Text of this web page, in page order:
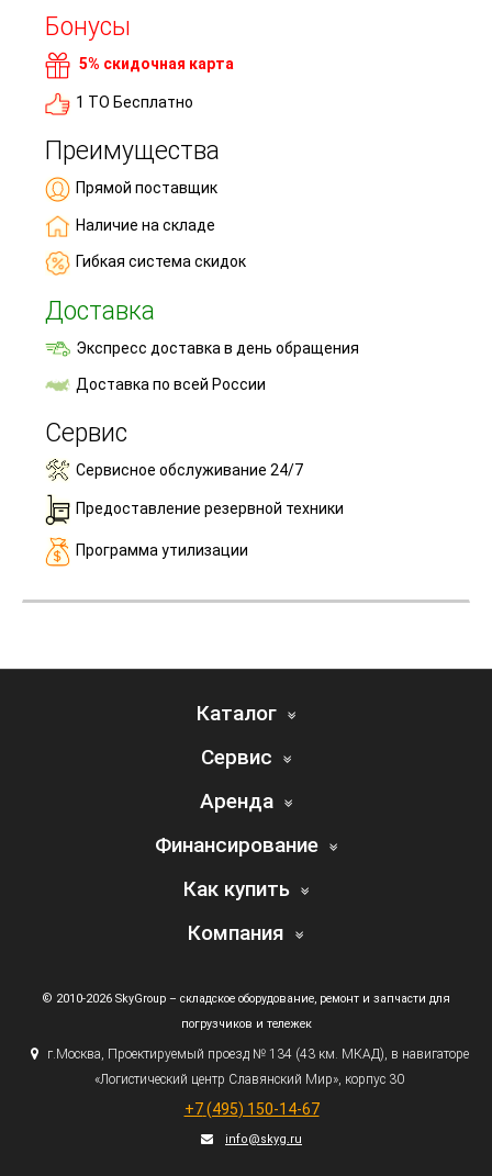
Бонусы
5% скидочная карта
1 ТО Бесплатно
Преимущества
Прямой поставщик
Наличие на складе
Гибкая система скидок
Доставка
Экспресс доставка в день обращения
Доставка по всей России
Сервис
Сервисное обслуживание 24/7
Предоставление резервной техники
Программа утилизации
Каталог
Сервис
Аренда
Финансирование
Как купить
Компания
© 2010-2026 SkyGroup – складское оборудование, ремонт и запчасти для
погрузчиков и тележек
г.Москва, Проектируемый проезд № 134 (43км. МКАД), в навигаторе
«Логистический центр Славянский Мир», корпус 30
+7 (495) 150-14-67
info@skyg.ru